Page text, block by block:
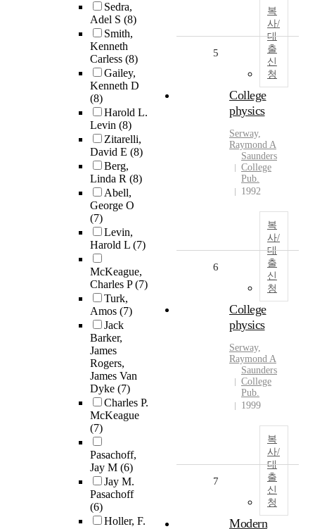
Sedra,
Adel S (8)
Smith,
Kenneth
Carless (8)
Gailey,
Kenneth D
(8)
Harold L.
Levin (8)
Zitarelli,
David E (8)
Berg,
Linda R (8)
Abell,
George O
(7)
Levin,
Harold L (7)
McKeague,
Charles P(7)
Turk,
Amos (7)
Jack
Barker,
James
Rogers,
James Van
Dyke (7)
Charles P.
McKeague
(7)
Pasachoff,
Jay M (6)
Jay M.
Pasachoff
(6)
Holler, F.
복
사/
대
출
신
청
5
College
physics
Serway,
Raymond A
Saunders
College
Pub.
1992
복
사/
대
출
신
청
6
College
physics
Serway,
Raymond A
Saunders
College
Pub.
1999
복
사/
대
출
신
청
7
Modern